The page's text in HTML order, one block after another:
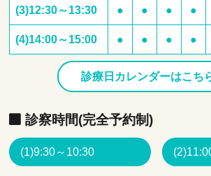
(3)12:30～13:30 ● ● ● ●
(4)14:00～15:00 ● ● ● ●
診療日カレンダーはこち
診察時間(完全予約制)
(1)9:30～10:30